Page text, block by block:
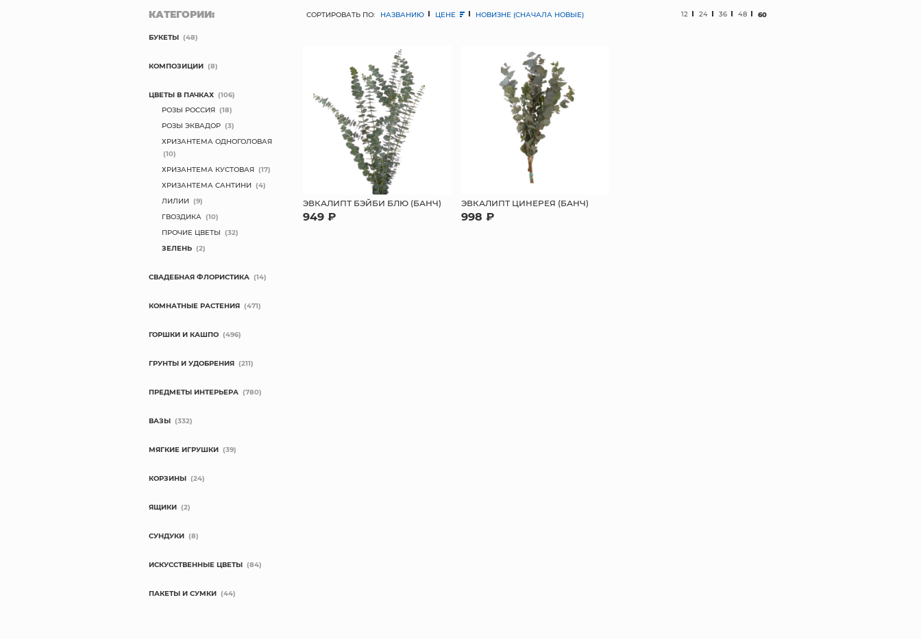
СОРТИРОВАТЬ ПО: НАЗВАНИЮ ЦЕНЕ НОВИЗНЕ (СНАЧАЛА НОВЫЕ) 12 24 36 48 60
ЭВКАЛИПТ БЭЙБИ БЛЮ (БАНЧ)
949 ₽
ЭВКАЛИПТ ЦИНЕРЕЯ (БАНЧ)
998 ₽
КАТЕГОРИИ:
БУКЕТЫ (48)
КОМПОЗИЦИИ (8)
ЦВЕТЫ В ПАЧКАХ (106)
РОЗЫ РОССИЯ (18)
РОЗЫ ЭКВАДОР (3)
ХРИЗАНТЕМА ОДНОГОЛОВАЯ
(10)
ХРИЗАНТЕМА КУСТОВАЯ (17)
ХРИЗАНТЕМА САНТИНИ (4)
ЛИЛИИ (9)
ГВОЗДИКА (10)
ПРОЧИЕ ЦВЕТЫ (32)
ЗЕЛЕНЬ (2)
СВАДЕБНАЯ ФЛОРИСТИКА (14)
КОМНАТНЫЕ РАСТЕНИЯ (471)
ГОРШКИ И КАШПО (496)
ГРУНТЫ И УДОБРЕНИЯ (211)
ПРЕДМЕТЫ ИНТЕРЬЕРА (780)
ВАЗЫ (332)
МЯГКИЕ ИГРУШКИ (39)
КОРЗИНЫ (24)
ЯЩИКИ (2)
СУНДУКИ (8)
ИСКУССТВЕННЫЕ ЦВЕТЫ (84)
ПАКЕТЫ И СУМКИ (44)